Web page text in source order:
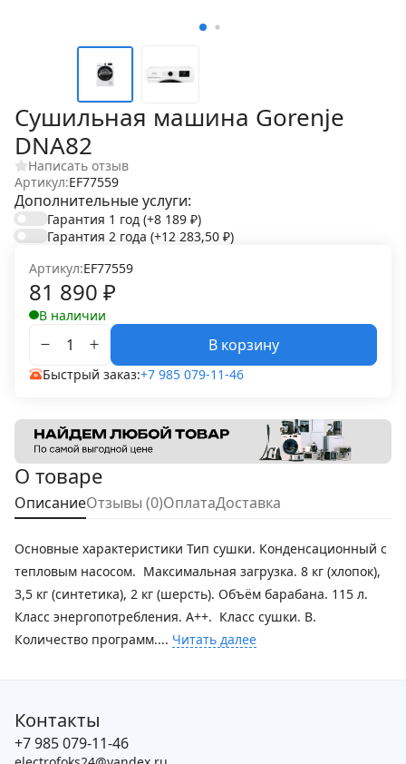
Сушильная машина Gorenje
DNA82
Написать отзыв
Артикул:EF77559
Дополнительные услуги:
Гарантия 1 год (+8 189 ₽)
Гарантия 2 года (+12 283,50 ₽)
Артикул:EF77559
81 890 ₽
В наличии
В корзину
Быстрый заказ:+7 985 079-11-46
О товаре
ОписаниеОтзывы (0)ОплатаДоставка
Основные характеристики Тип сушки. Конденсационный с
тепловым насосом. Максимальная загрузка. 8 кг (хлопок),
3,5 кг (синтетика), 2 кг (шерсть). Объём барабана. 115 л.
Класс энергопотребления. A++. Класс сушки. B.
Количество программ.... Читать далее
Контакты
+7 985 079-11-46